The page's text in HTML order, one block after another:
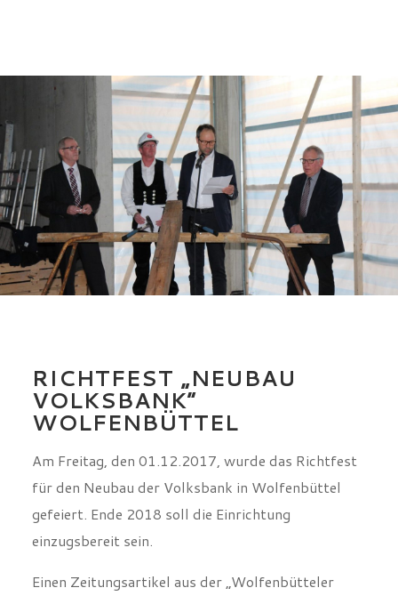
RICHTFEST „NEUBAU
VOLKSBANK“
WOLFENBÜTTEL
Am Freitag, den 01.12.2017, wurde das Richtfest
für den Neubau der Volksbank in Wolfenbüttel
gefeiert. Ende 2018 soll die Einrichtung
einzugsbereit sein.
Einen Zeitungsartikel aus der „Wolfenbütteler